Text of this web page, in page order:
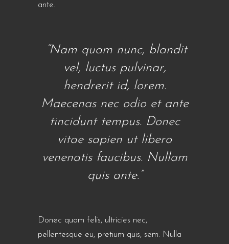
ante.
“Nam quam nunc, blandit
vel, luctus pulvinar,
hendrerit id, lorem.
Maecenas nec odio et ante
tincidunt tempus. Donec
vitae sapien ut libero
venenatis faucibus. Nullam
quis ante.”
Donec quam felis, ultricies nec,
pellentesque eu, pretium quis, sem. Nulla